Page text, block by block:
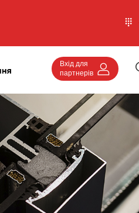
Вхід для
партнерів